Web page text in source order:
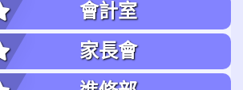
會計室
家長會